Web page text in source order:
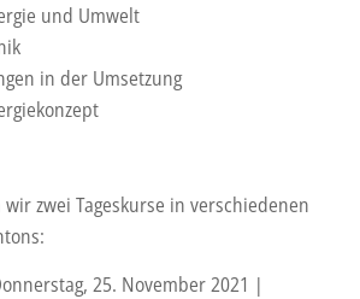
und Umwelt
in der Umsetzung
zwei Tageskurse in verschiedenen
25. November 2021 |